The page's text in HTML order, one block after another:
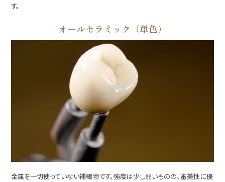
す。
オールセラミック（単色）
金属を一切使っていない補綴物です。強度は少し弱いものの、審美性に優